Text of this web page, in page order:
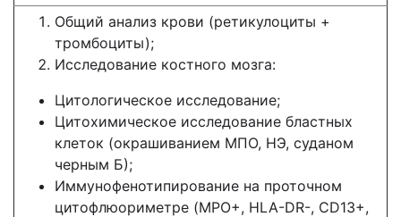
Общий анализ крови (ретикулоциты +
тромбоциты);
Исследование костного мозга:
Цитологическое исследование;
Цитохимическое исследование бластных
клеток (окрашиванием МПО, НЭ, суданом
черным Б);
Иммунофенотипирование на проточном
цитофлюориметре (MPO+, HLA-DR-, CD13+,